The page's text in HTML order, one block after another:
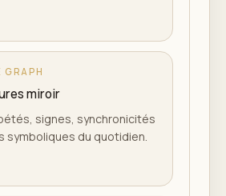
GRAPH
miroir
signes, synchronicités
symboliques du quotidien.